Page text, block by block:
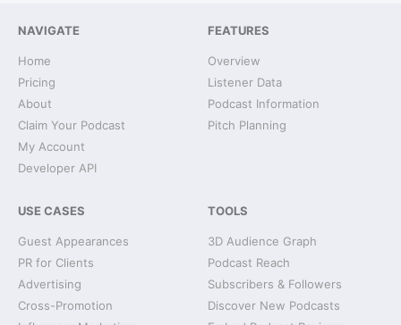
NAVIGATE
Home
Pricing
About
Claim Your Podcast
My Account
Developer API
FEATURES
Overview
Listener Data
Podcast Information
Pitch Planning
USE CASES
Guest Appearances
PR for Clients
Advertising
Cross-Promotion
TOOLS
3D Audience Graph
Podcast Reach
Subscribers & Followers
Discover New Podcasts